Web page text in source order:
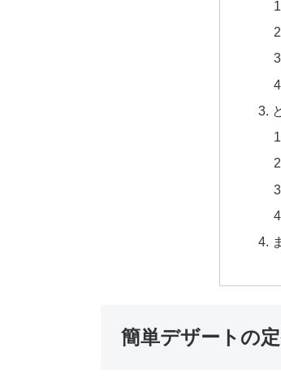
簡単デザートの